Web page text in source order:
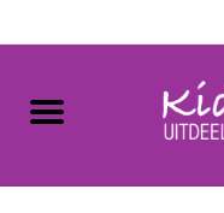
Home
Gevulde capsules & mixen